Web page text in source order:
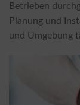
Betrieben
Planung und
und Umgebung